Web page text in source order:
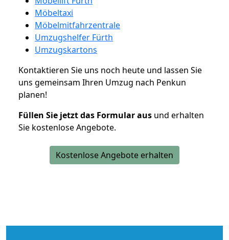
Möbeltaxi
Möbelmitfahrzentrale
Umzugshelfer Fürth
Umzugskartons
Kontaktieren Sie uns noch heute und lassen Sie
uns gemeinsam Ihren Umzug nach Penkun
planen!
Füllen Sie jetzt das Formular aus und erhalten
Sie kostenlose Angebote.
Kostenlose Angebote erhalten